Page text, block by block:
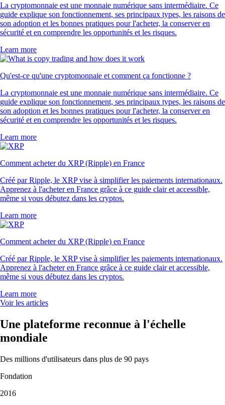
La cryptomonnaie est une monnaie numérique sans intermédiaire. Ce
guide explique son fonctionnement, ses principaux types, les raisons de
son adoption et les bonnes pratiques pour l'acheter, la conserver en
sécurité et en comprendre les opportunités et les risques.
Learn more
Qu'est-ce qu'une cryptomonnaie et comment ça fonctionne ?
La cryptomonnaie est une monnaie numérique sans intermédiaire. Ce
guide explique son fonctionnement, ses principaux types, les raisons de
son adoption et les bonnes pratiques pour l'acheter, la conserver en
sécurité et en comprendre les opportunités et les risques.
Learn more
Comment acheter du XRP (Ripple) en France
Créé par Ripple, le XRP vise à simplifier les paiements internationaux.
Apprenez à l'acheter en France grâce à ce guide clair et accessible,
même si vous débutez dans les cryptos.
Learn more
Comment acheter du XRP (Ripple) en France
Créé par Ripple, le XRP vise à simplifier les paiements internationaux.
Apprenez à l'acheter en France grâce à ce guide clair et accessible,
même si vous débutez dans les cryptos.
Learn more
Voir les articles
Une plateforme reconnue à l'échelle
mondiale
Des millions d'utilisateurs dans plus de 90 pays
Fondation
2016